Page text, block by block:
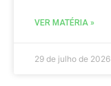
VER MATÉRIA »
29 de julho de 2026